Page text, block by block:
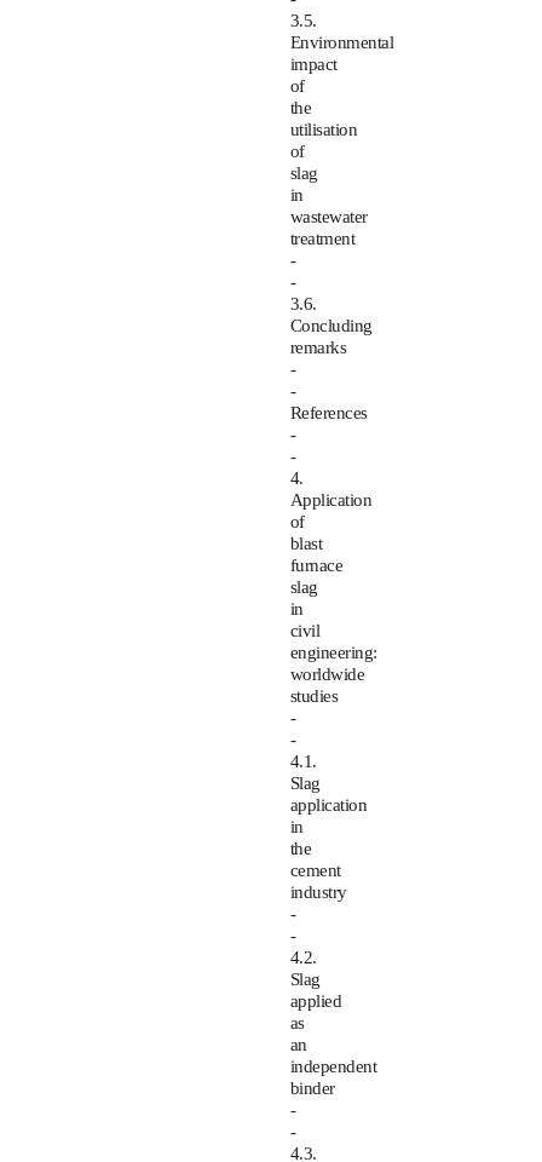
3.5.
Environmental
impact
of
the
utilisation
of
slag
in
wastewater
treatment
-
-
3.6.
Concluding
remarks
-
-
References
-
-
4.
Application
of
blast
furnace
slag
in
civil
engineering:
worldwide
studies
-
-
4.1.
Slag
application
in
the
cement
industry
-
-
4.2.
Slag
applied
as
an
independent
binder
-
-
4.3.